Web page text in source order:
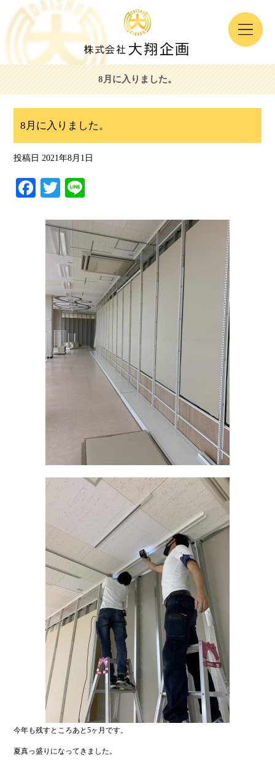
8月に入りました。
8月に入りました。
投稿日 2021年8月1日
Fa
bo
ok
T
tte
r
今年も残すところあと5ヶ月です。
夏真っ盛りになってきました。